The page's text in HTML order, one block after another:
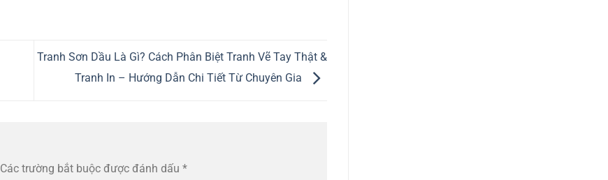
Tranh Sơn Dầu Là Gì? Cách Phân Biệt Tranh Vẽ Tay Thật &
Tranh In – Hướng Dẫn Chi Tiết Từ Chuyên Gia
Các trường bắt buộc được đánh dấu *